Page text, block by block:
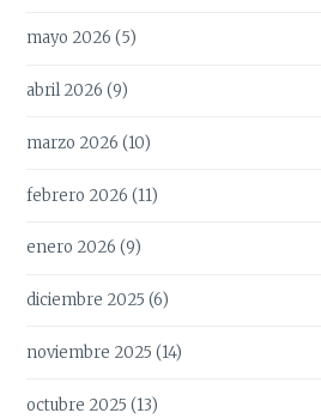
mayo 2026 (5)
abril 2026 (9)
marzo 2026 (10)
febrero 2026 (11)
enero 2026 (9)
diciembre 2025 (6)
noviembre 2025 (14)
octubre 2025 (13)